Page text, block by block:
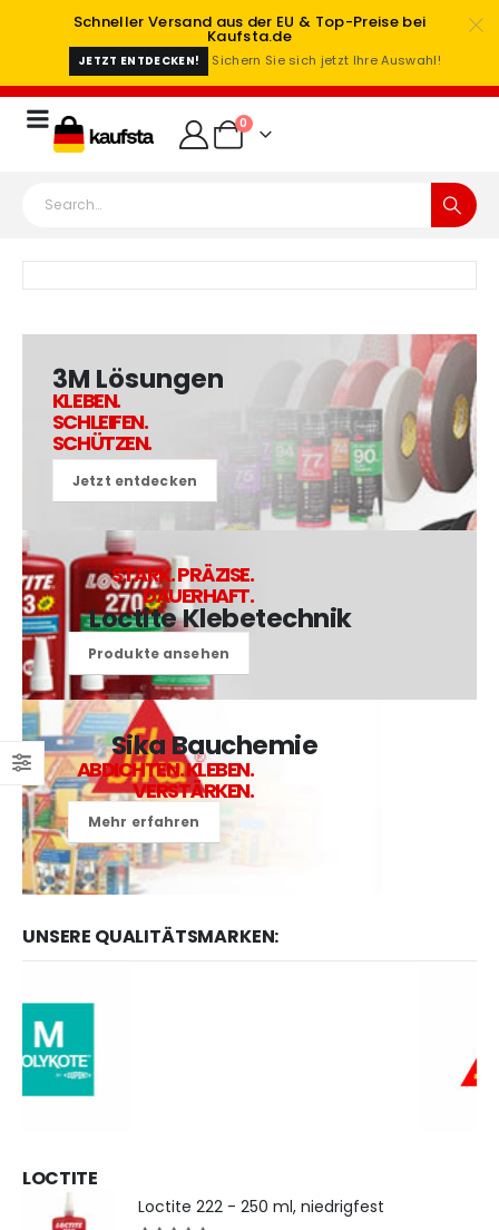
Schneller Versand aus der EU & Top-Preise bei
Kaufsta.de
JETZT ENTDECKEN! Sichern Sie sich jetzt Ihre Auswahl!
0
3M Lösungen
KLEBEN.
SCHLEIFEN.
SCHÜTZEN.
Jetzt entdecken
STARK. PRÄZISE.
DAUERHAFT.
Loctite Klebetechnik
Produkte ansehen
Sika Bauchemie
ABDICHTEN. KLEBEN.
VERSTÄRKEN.
Mehr erfahren
UNSERE QUALITÄTSMARKEN:
LOCTITE
Loctite 222 - 250 ml, niedrigfest